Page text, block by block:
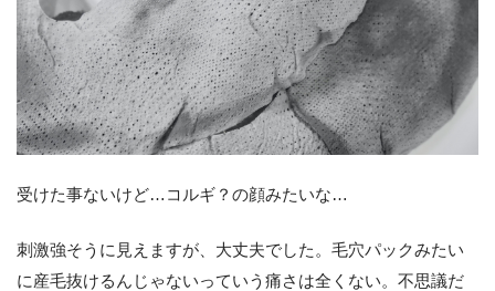
受けた事ないけど…コルギ？の顔みたいな…
刺激強そうに見えますが、大丈夫でした。毛穴パックみたい
に産毛抜けるんじゃないっていう痛さは全くない。不思議だ